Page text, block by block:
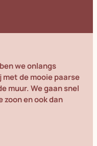
we onlangs
met de mooie paarse
muur. We gaan snel
zoon en ook dan